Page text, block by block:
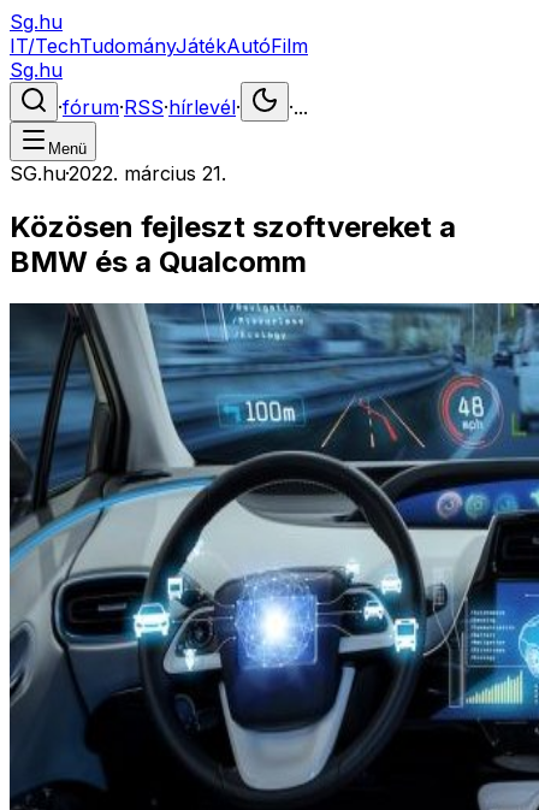
Sg.hu
IT/TechTudományJátékAutóFilm
Sg.hu
·fórum·RSS·hírlevél· ·...
Menü
SG.hu·2022. március 21.
Közösen fejleszt szoftvereket a
BMW és a Qualcomm